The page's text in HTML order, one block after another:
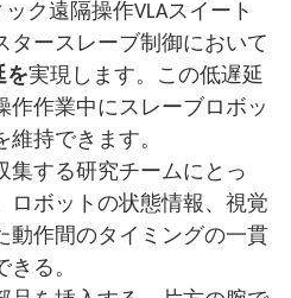
ク遠隔操作VLAスイート
タースレーブ制御において
を実現します。この低遅延
作作業中にスレーブロボッ
維持できます。
集する研究チームにとっ
ロボットの状態情報、視覚
動作間のタイミングの一貫
る。